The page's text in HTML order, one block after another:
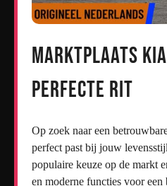
Marktplaats
Perfecte Rit
Op zoek naar een
perfect past bij jouw
populaire keuze op de markt
en moderne functies voor een